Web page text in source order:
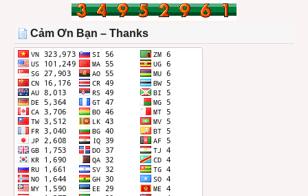
THÁNG
Cảm Ơn Bạn – Thanks